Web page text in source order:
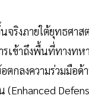
จริงภายใต้ยุทธศา
รเข้าถึงพื้นที่ทางท
ตกลงความร่วมมือด้